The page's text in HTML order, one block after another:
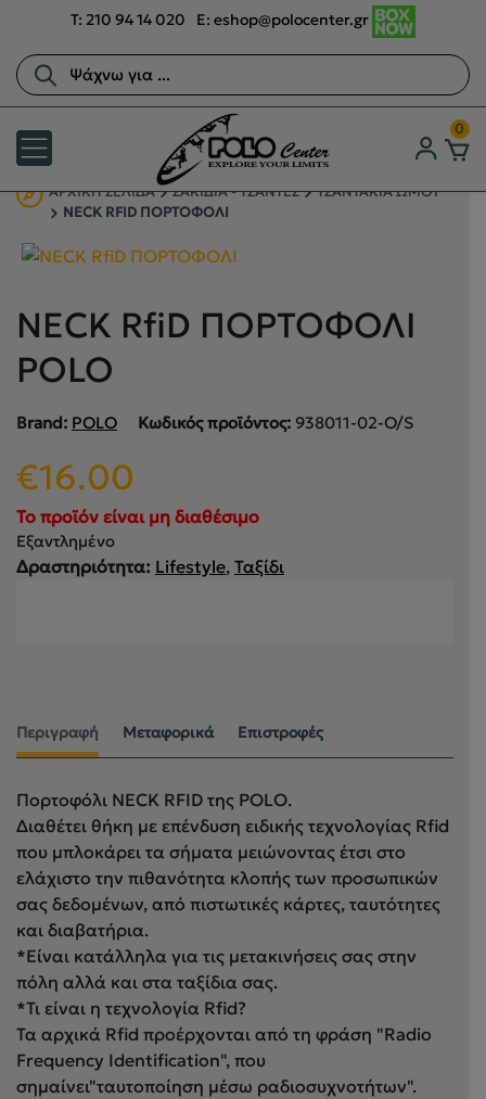
T: 210 94 14 020 E:eshop@polocenter.gr
0
Αναζήτηση
προϊόντων
ΑΡΧΙΚΉ ΣΕΛΊΔΑ ΣΑΚΙΔΙΑ - ΤΣΑΝΤΕΣ
ΤΣΑΝΤΑΚΙΑ ΩΜΟΥ
NECK RFID ΠΟΡΤΟΦΟΛΙ
NECK RfiD ΠΟΡΤΟΦΟΛΙ
POLO
Brand: POLO Κωδικός προϊόντος: 938011-02-O/S
€16.00
To προϊόν είναι μη διαθέσιμο
Εξαντλημένο
Δραστηριότητα: Lifestyle, Ταξίδι
Περιγραφή Μεταφορικά Επιστροφές
Πορτοφόλι NECK RFID της POLO.
Διαθέτει θήκη με επένδυση ειδικής τεχνολογίας Rfid
που μπλοκάρει τα σήματα μειώνοντας έτσι στο
ελάχιστο την πιθανότητα κλοπής των προσωπικών
σας δεδομένων, από πιστωτικές κάρτες, ταυτότητες
και διαβατήρια.
*Είναι κατάλληλα για τις μετακινήσεις σας στην
πόλη αλλά και στα ταξίδια σας.
*Τι είναι η τεχνολογία Rfid?
Τα αρχικά Rfid προέρχονται από τη φράση "Radio
Frequency Identification", που
σημαίνει"ταυτοποίηση μέσω ραδιοσυχνοτήτων".